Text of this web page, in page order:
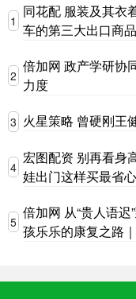
1
同花配 服装及其衣
车的第三大出口商
2
倍加网 政产学研协
力度
3 火星策略 曾硬刚王
4
宏图配资 别再看身
娃出门这样买最省心
5
倍加网 从“贵人语
孩乐乐的康复之路